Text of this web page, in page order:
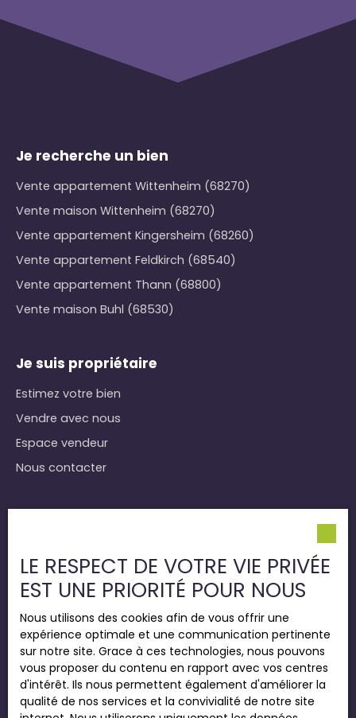
Je recherche un bien
Vente appartement Wittenheim (68270)
Vente maison Wittenheim (68270)
Vente appartement Kingersheim (68260)
Vente appartement Feldkirch (68540)
Vente appartement Thann (68800)
Vente maison Buhl (68530)
Je suis propriétaire
Estimez votre bien
Vendre avec nous
Espace vendeur
Nous contacter
Mentions légales
Politique de confidentialité
Plan du site
Gérer les cookies
Propulsé par
LE RESPECT DE VOTRE VIE PRIVÉE
EST UNE PRIORITÉ POUR NOUS
Nous utilisons des cookies afin de vous offrir une
expérience optimale et une communication pertinente
sur notre site. Grace à ces technologies, nous pouvons
vous proposer du contenu en rapport avec vos centres
d'intérêt. Ils nous permettent également d'améliorer la
qualité de nos services et la convivialité de notre site